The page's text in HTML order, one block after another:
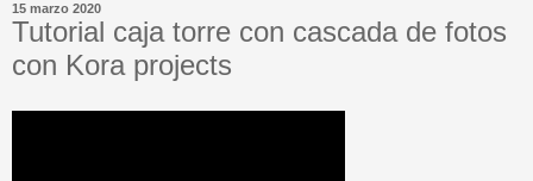
15 marzo 2020
Tutorial caja torre con cascada de fotos
con Kora projects